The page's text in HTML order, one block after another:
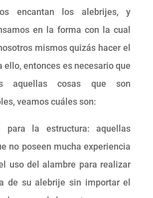
encantan los alebrijes, y
en la forma con la cual
mismos quizás hacer el
ello, entonces es necesario que
aquellas cosas que son
veamos cuáles son:
para la estructura: aquellas
no poseen mucha experiencia
uso del alambre para realizar
de su alebrije sin importar el